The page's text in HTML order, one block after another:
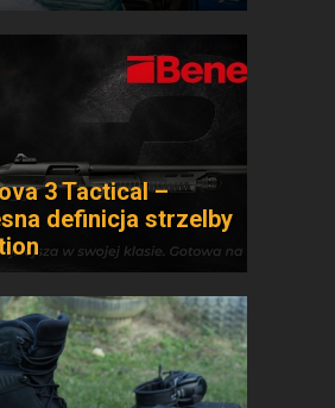
3 Tactical –
definicja strzelby